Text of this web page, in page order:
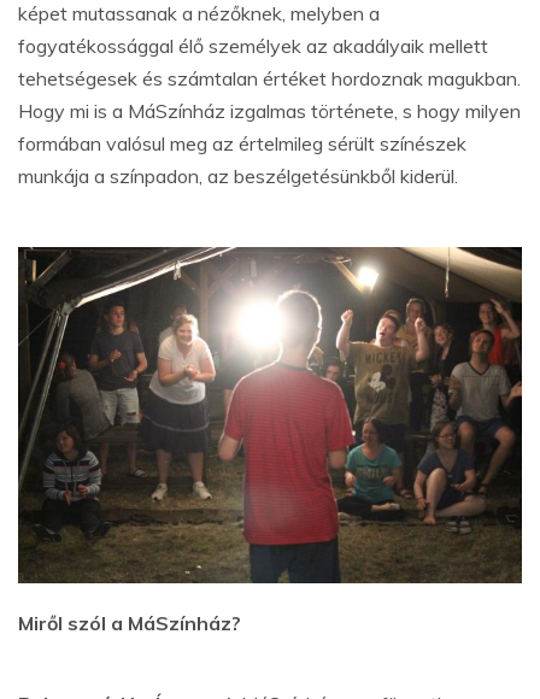
képet mutassanak a nézőknek, melyben a
fogyatékossággal élő személyek az akadályaik mellett
tehetségesek és számtalan értéket hordoznak magukban.
Hogy mi is a MáSzínház izgalmas története, s hogy milyen
formában valósul meg az értelmileg sérült színészek
munkája a színpadon, az beszélgetésünkből kiderül.
Miről szól a MáSzínház?